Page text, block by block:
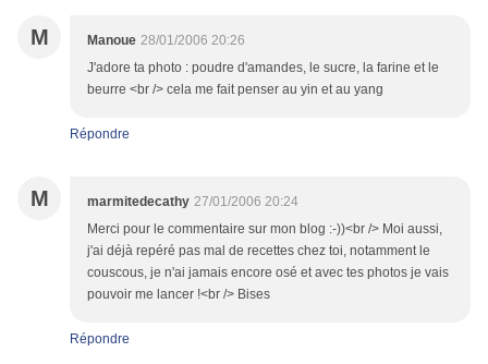
M Manoue 28/01/2006 20:26
J'adore ta photo : poudre d'amandes, le sucre, la farine et le
beurre <br /> cela me fait penser au yin et au yang
Répondre
M marmitedecathy 27/01/2006 20:24
Merci pour le commentaire sur mon blog :-))<br /> Moi aussi,
j'ai déjà repéré pas mal de recettes chez toi, notamment le
couscous, je n'ai jamais encore osé et avec tes photos je vais
pouvoir me lancer !<br /> Bises
Répondre